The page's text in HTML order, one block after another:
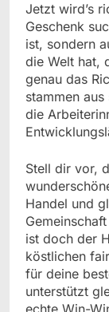
Jetzt wird’s
Geschenk
ist, sondern
die Welt hat,
genau das
stammen
die
Stell dir vor,
Handel und
ist doch der
köstlichen
für deine
unterstützt